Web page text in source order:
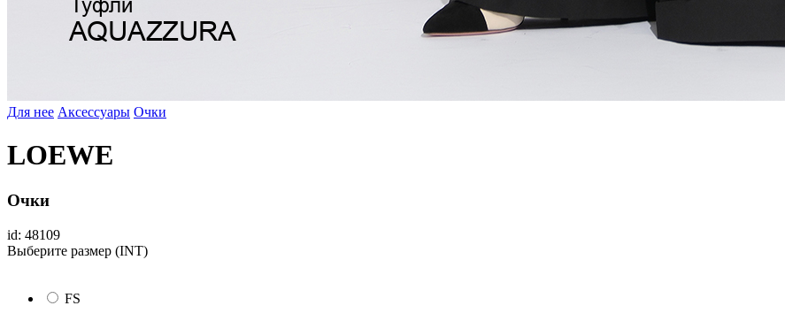
Для нее Аксессуары Очки
LOEWE
Очки
id: 48109
Выберите размер (INT)
FS